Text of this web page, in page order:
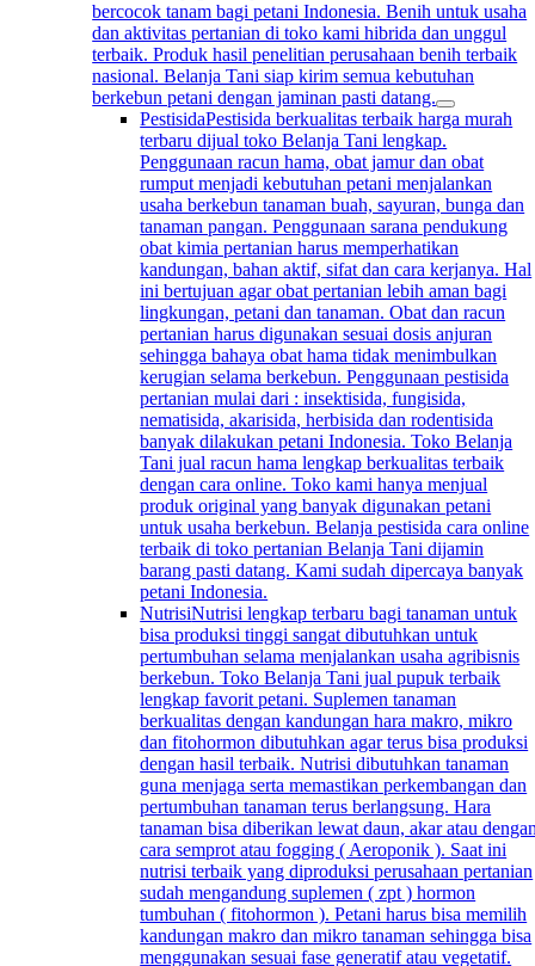
bercocok tanam bagi petani Indonesia. Benih untuk usaha
dan aktivitas pertanian di toko kami hibrida dan unggul
terbaik. Produk hasil penelitian perusahaan benih terbaik
nasional. Belanja Tani siap kirim semua kebutuhan
berkebun petani dengan jaminan pasti datang.
PestisidaPestisida berkualitas terbaik harga murah
terbaru dijual toko Belanja Tani lengkap.
Penggunaan racun hama, obat jamur dan obat
rumput menjadi kebutuhan petani menjalankan
usaha berkebun tanaman buah, sayuran, bunga dan
tanaman pangan. Penggunaan sarana pendukung
obat kimia pertanian harus memperhatikan
kandungan, bahan aktif, sifat dan cara kerjanya. Hal
ini bertujuan agar obat pertanian lebih aman bagi
lingkungan, petani dan tanaman. Obat dan racun
pertanian harus digunakan sesuai dosis anjuran
sehingga bahaya obat hama tidak menimbulkan
kerugian selama berkebun. Penggunaan pestisida
pertanian mulai dari : insektisida, fungisida,
nematisida, akarisida, herbisida dan rodentisida
banyak dilakukan petani Indonesia. Toko Belanja
Tani jual racun hama lengkap berkualitas terbaik
dengan cara online. Toko kami hanya menjual
produk original yang banyak digunakan petani
untuk usaha berkebun. Belanja pestisida cara online
terbaik di toko pertanian Belanja Tani dijamin
barang pasti datang. Kami sudah dipercaya banyak
petani Indonesia.
NutrisiNutrisi lengkap terbaru bagi tanaman untuk
bisa produksi tinggi sangat dibutuhkan untuk
pertumbuhan selama menjalankan usaha agribisnis
berkebun. Toko Belanja Tani jual pupuk terbaik
lengkap favorit petani. Suplemen tanaman
berkualitas dengan kandungan hara makro, mikro
dan fitohormon dibutuhkan agar terus bisa produksi
dengan hasil terbaik. Nutrisi dibutuhkan tanaman
guna menjaga serta memastikan perkembangan dan
pertumbuhan tanaman terus berlangsung. Hara
tanaman bisa diberikan lewat daun, akar atau
cara semprot atau fogging ( Aeroponik ). Saat ini
nutrisi terbaik yang diproduksi perusahaan pertanian
sudah mengandung suplemen ( zpt ) hormon
tumbuhan ( fitohormon ). Petani harus bisa memilih
kandungan makro dan mikro tanaman sehingga bisa
menggunakan sesuai fase generatif atau vegetatif.